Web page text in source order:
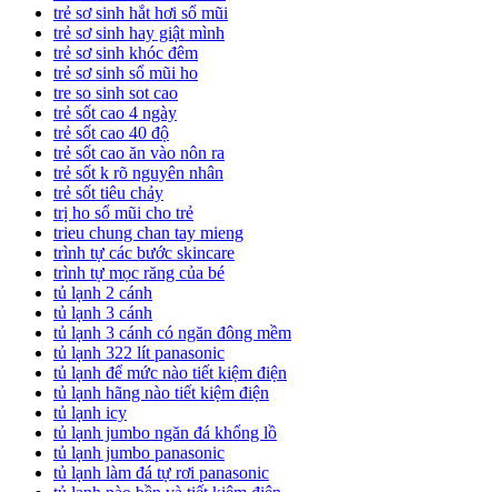
trẻ sơ sinh hắt hơi sổ mũi
trẻ sơ sinh hay giật mình
trẻ sơ sinh khóc đêm
trẻ sơ sinh sổ mũi ho
tre so sinh sot cao
trẻ sốt cao 4 ngày
trẻ sốt cao 40 độ
trẻ sốt cao ăn vào nôn ra
trẻ sốt k rõ nguyên nhân
trẻ sốt tiêu chảy
trị ho sổ mũi cho trẻ
trieu chung chan tay mieng
trình tự các bước skincare
trình tự mọc răng của bé
tủ lạnh 2 cánh
tủ lạnh 3 cánh
tủ lạnh 3 cánh có ngăn đông mềm
tủ lạnh 322 lít panasonic
tủ lạnh để mức nào tiết kiệm điện
tủ lạnh hãng nào tiết kiệm điện
tủ lạnh icy
tủ lạnh jumbo ngăn đá khổng lồ
tủ lạnh jumbo panasonic
tủ lạnh làm đá tự rơi panasonic